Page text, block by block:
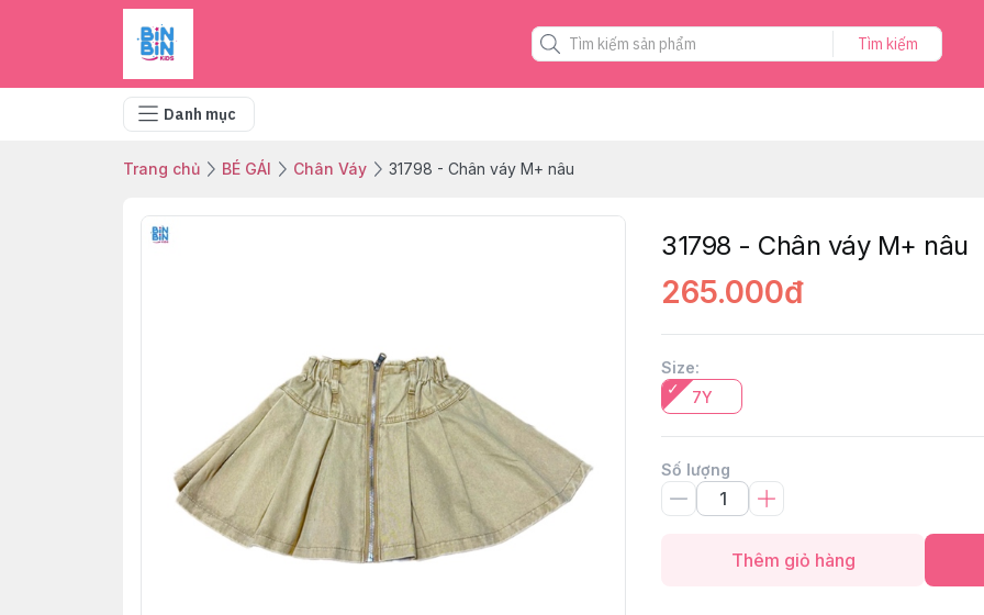
Tìm kiếm
Danh mục
Trang chủ BÉ GÁI Chân Váy 31798 - Chân váy M+ nâu
31798 - Chân váy M+ nâu
265.000đ
Size:
7Y
Số lượng
Thêm giỏ hàng